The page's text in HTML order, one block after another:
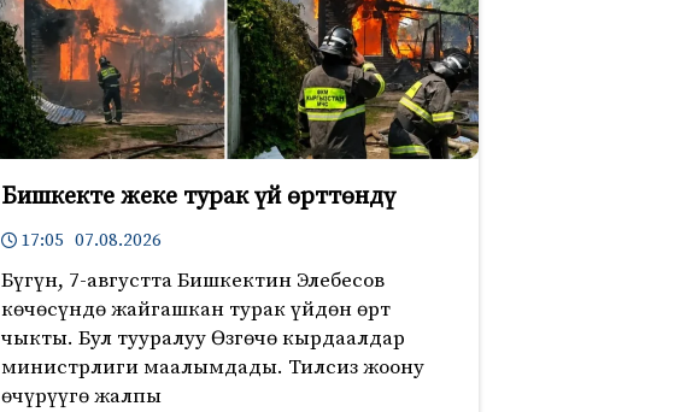
Бишкекте жеке турак үй өрттөндү
17:05 07.08.2026
Бүгүн, 7-августта Бишкектин Элебесов
көчөсүндө жайгашкан турак үйдөн өрт
чыкты. Бул тууралуу Өзгөчө кырдаалдар
министрлиги маалымдады. Тилсиз жоону
өчүрүүгө жалпы